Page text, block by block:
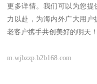
更多详情。我们可以为您
力以赴，为海内外广大用
老客户携手共创美好的明天！
m.wjbzzp.b2b168.com